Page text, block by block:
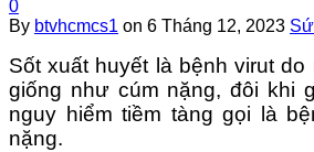
0
By btvhcmcs1 on 6 Tháng 12, 2023
Sốt xuất huyết là bệnh virut do
giống như cúm nặng, đôi khi
nguy hiểm tiềm tàng gọi là
nặng.